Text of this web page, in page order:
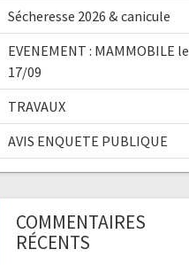
Sécheresse 2026 & canicule
EVENEMENT : MAMMOBILE le
17/09
TRAVAUX
AVIS ENQUETE PUBLIQUE
COMMENTAIRES
RÉCENTS